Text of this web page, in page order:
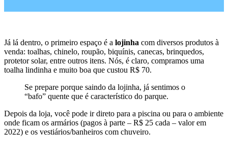
Já lá dentro, o primeiro espaço é a lojinha com diversos produtos à
venda: toalhas, chinelo, roupão, biquínis, canecas, brinquedos,
protetor solar, entre outros itens. Nós, é claro, compramos uma
toalha lindinha e muito boa que custou R$ 70.
Se prepare porque saindo da lojinha, já sentimos o
“bafo” quente que é característico do parque.
Depois da loja, você pode ir direto para a piscina ou para o ambiente
onde ficam os armários (pagos à parte – R$ 25 cada – valor em
2022) e os vestiários/banheiros com chuveiro.